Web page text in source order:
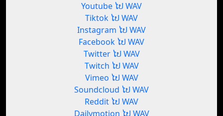
Youtube ໄປ WAV
Tiktok ໄປ WAV
Instagram ໄປ WAV
Facebook ໄປ WAV
Twitter ໄປ WAV
Twitch ໄປ WAV
Vimeo ໄປ WAV
Soundcloud ໄປ WAV
Reddit ໄປ WAV
Dailymotion ໄປ WAV